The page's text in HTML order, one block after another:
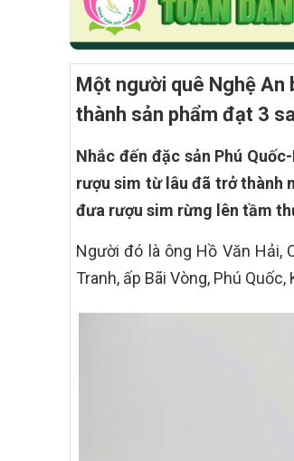
Một người quê Nghệ An
thành sản phẩm đạt 3
Nhắc đến đặc sản Phú
rượu sim từ lâu đã trở thành
đưa rượu sim rừng lên tầm
Người đó là ông Hồ Văn Hải,
Tranh, ấp Bãi Vòng, Phú Quốc,